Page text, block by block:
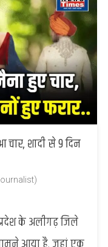
शादी से 9 दिन
के अलीगढ़ जिले